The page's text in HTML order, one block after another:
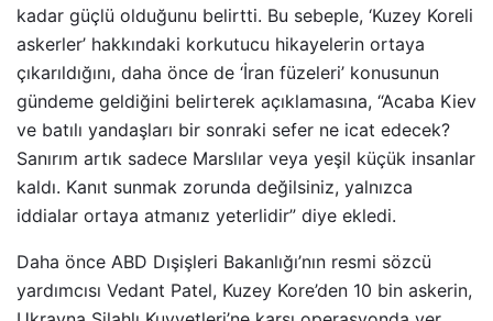
kadar güçlü olduğunu belirtti. Bu sebeple, ‘Kuzey Koreli
askerler’ hakkındaki korkutucu hikayelerin ortaya
çıkarıldığını, daha önce de ‘İran füzeleri’ konusunun
gündeme geldiğini belirterek açıklamasına, “Acaba Kiev
ve batılı yandaşları bir sonraki sefer ne icat edecek?
Sanırım artık sadece Marslılar veya yeşil küçük insanlar
kaldı. Kanıt sunmak zorunda değilsiniz, yalnızca
iddialar ortaya atmanız yeterlidir” diye ekledi.
Daha önce ABD Dışişleri Bakanlığı’nın resmi sözcü
yardımcısı Vedant Patel, Kuzey Kore’den 10 bin askerin,